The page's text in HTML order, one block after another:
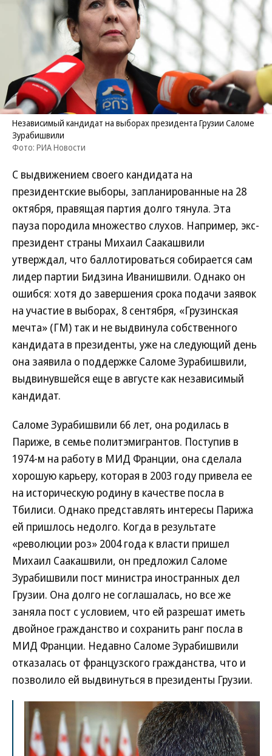
Независимый кандидат на выборах президента Грузии Саломе
Зурабишвили
Фото: РИА Новости
С выдвижением своего кандидата на
президентские выборы, запланированные на 28
октября, правящая партия долго тянула. Эта
пауза породила множество слухов. Например, экс-
президент страны Михаил Саакашвили
утверждал, что баллотироваться собирается сам
лидер партии Бидзина Иванишвили. Однако он
ошибся: хотя до завершения срока подачи заявок
на участие в выборах, 8 сентября, «Грузинская
мечта» (ГМ) так и не выдвинула собственного
кандидата в президенты, уже на следующий день
она заявила о поддержке Саломе Зурабишвили,
выдвинувшейся еще в августе как независимый
кандидат.
Саломе Зурабишвили 66 лет, она родилась в
Париже, в семье политэмигрантов. Поступив в
1974-м на работу в МИД Франции, она сделала
хорошую карьеру, которая в 2003 году привела ее
на историческую родину в качестве посла в
Тбилиси. Однако представлять интересы Парижа
ей пришлось недолго. Когда в результате
«революции роз» 2004 года к власти пришел
Михаил Саакашвили, он предложил Саломе
Зурабишвили пост министра иностранных дел
Грузии. Она долго не соглашалась, но все же
заняла пост с условием, что ей разрешат иметь
двойное гражданство и сохранить ранг посла в
МИД Франции. Недавно Саломе Зурабишвили
отказалась от французского гражданства, что и
позволило ей выдвинуться в президенты Грузии.